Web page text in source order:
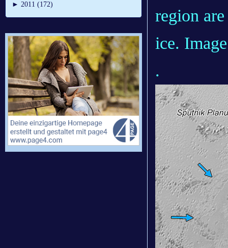
► 2011 (172)
region
ice.
.